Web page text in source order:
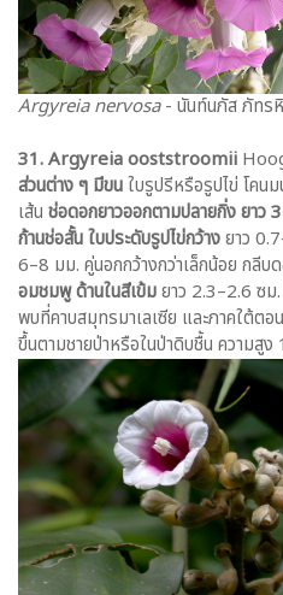
Argyreia nervosa- นันท์นภัส ภัทร
31. Argyreia ooststroomii
ส่วนต่าง ๆ มีขนใบรูปรีหรือรูปไข่ โคน
เส้น ช่อดอกยาวออกตามปลายกิ่ง ยาว
ก้านช่อสั้นใบประดับรูปไข่กว้างยาว
6–8 มม. คู่นอกกว้างกว่าเล็กน้อย กลี
อมชมพูด้านในสีเข้มยาว 2.3–2.6 ซม
พบที่คาบสมุทรมาเลเซีย และภาคใต้ตอ
ขึ้นตามชายป่าหรือในป่าดิบชื้น ความสู